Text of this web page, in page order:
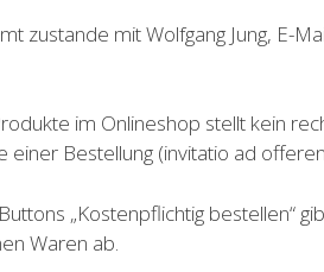
zustande mit Wolfgang Jung, E-
im Onlineshop stellt kein
einer Bestellung (invitatio ad
„Kostenpflichtig bestellen“
Waren ab.